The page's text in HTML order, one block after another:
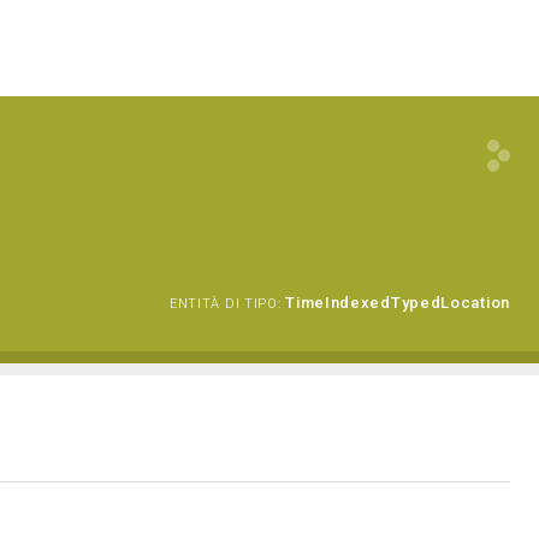
ENTITÀ DI TIPO: TimeIndexedTypedLocation